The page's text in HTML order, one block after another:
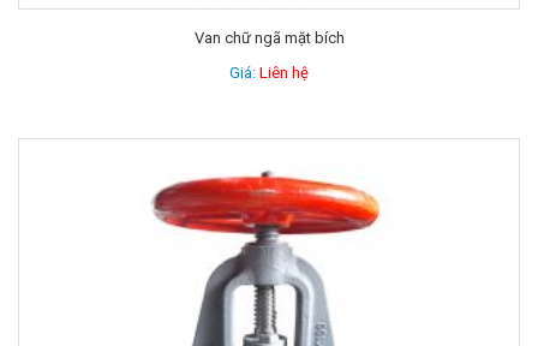
Van chữ ngã mặt bích
Giá: Liên hệ